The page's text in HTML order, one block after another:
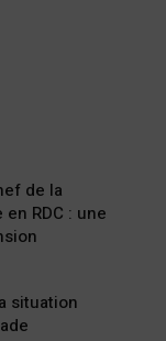
de la
RDC : une
situation